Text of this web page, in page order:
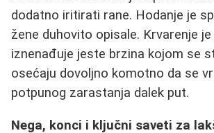
dodatno iritirati rane. Hodanje je
žene duhovito opisale. Krvarenje
iznenađuje jeste brzina kojom se
osećaju dovoljno komotno da se
potpunog zarastanja dalek put.
Nega, konci i ključni saveti za